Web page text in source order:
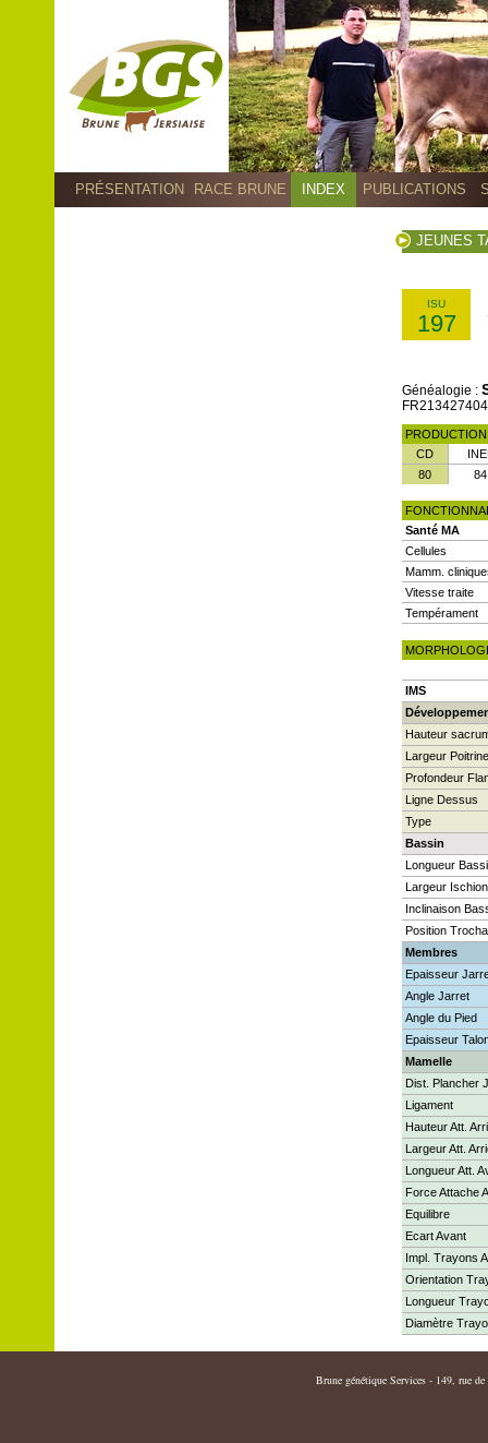
PRÉSENTATION RACE BRUNE INDEX PUBLICATIONS
JEUNES
ISU
197
Généalogie :
CD
80
84
Santé MA
Cellules
Mamm.
Vitesse traite
Tempérament
IMS
Hauteur
Largeur Poitrine
Profondeur
Ligne Dessus
Type
Bassin
Longueur
Largeur
Inclinaison
Position
Membres
Epaisseur
Angle Jarret
Angle du Pied
Epaisseur
Mamelle
Dist. Plancher
Ligament
Hauteur Att.
Largeur Att.
Longueur Att.
Force Attache
Equilibre
Ecart Avant
Impl. Trayons
Orientation
Longueur
Diamètre
Brune génétique Services - 149, rue